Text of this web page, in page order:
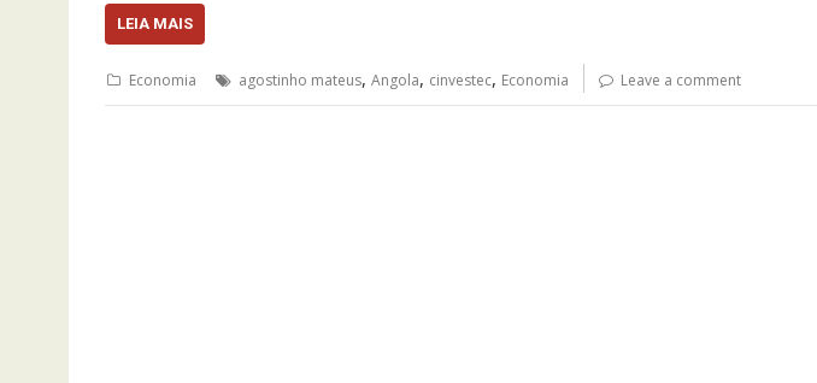
LEIA MAIS
Economia agostinho mateus, Angola, cinvestec, Economia Leave a comment